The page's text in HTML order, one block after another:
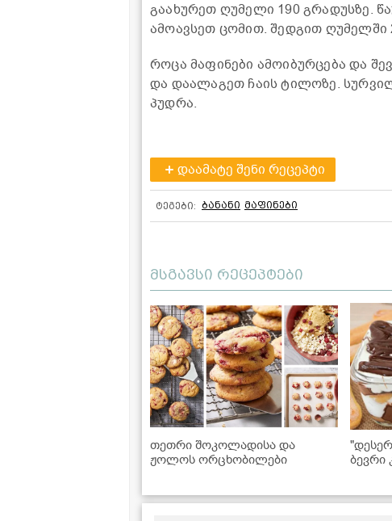
გაახურეთ ღუმელი 190 გრადუსზე.
ამოავსეთ ცომით. შედგით ღუმელში
როცა მაფინები ამოიბურცება და
და დაალაგეთ ჩაის ტილოზე.
პუდრა.
დაამატე შენი რეცეპტი
ტეგები: ბანანი მაფინები
მსგავსი რეცეპტები
თეთრი შოკოლადისა და
ჟოლოს ორცხობილები
ბევრი